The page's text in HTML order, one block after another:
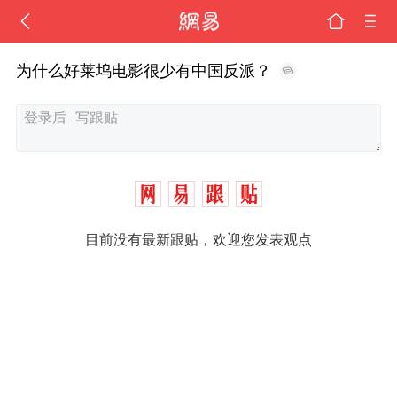
为什么好莱坞电影很少有中国反派？
目前没有最新跟贴，欢迎您发表观点